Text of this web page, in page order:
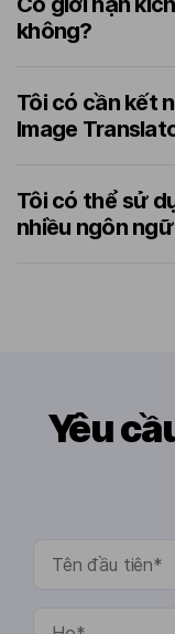
không?
Tôi có cần kết
Image
Tôi có thể sử
nhiều ngôn
Yêu